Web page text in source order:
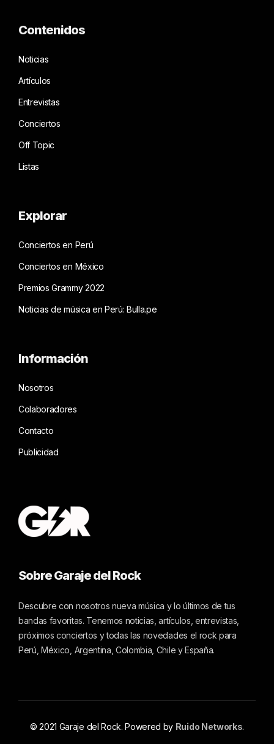
Contenidos
Noticias
Artículos
Entrevistas
Conciertos
Off Topic
Listas
Explorar
Conciertos en Perú
Conciertos en México
Premios Grammy 2022
Noticias de música en Perú: Bulla.pe
Información
Nosotros
Colaboradores
Contacto
Publicidad
Sobre Garaje del Rock
Descubre con nosotros nueva música y lo últimos de tus
bandas favoritas. Tenemos noticias, artículos, entrevistas,
próximos conciertos y todas las novedades el rock para
Perú, México, Argentina, Colombia, Chile y España.
© 2021 Garaje del Rock. Powered by Ruido Networks.